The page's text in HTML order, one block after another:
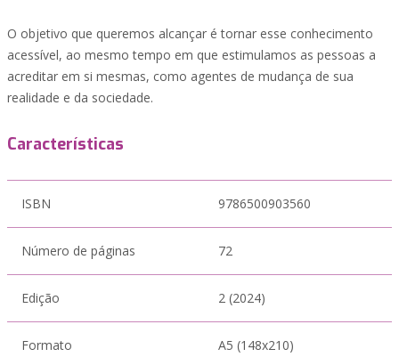
O objetivo que queremos alcançar é tornar esse conhecimento
acessível, ao mesmo tempo em que estimulamos as pessoas a
acreditar em si mesmas, como agentes de mudança de sua
realidade e da sociedade.
Características
ISBN 9786500903560
Número de páginas 72
Edição 2 (2024)
Formato A5 (148x210)